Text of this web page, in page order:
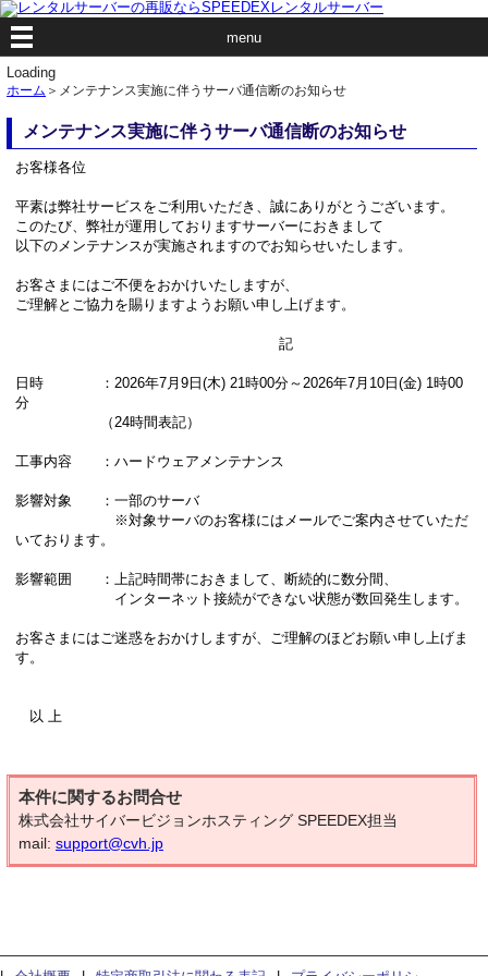
menu
Loading
ホーム ＞メンテナンス実施に伴うサーバ通信断のお知らせ
メンテナンス実施に伴うサーバ通信断のお知らせ
お客様各位
平素は弊社サービスをご利用いただき、誠にありがとうございます。
このたび、弊社が運用しておりますサーバーにおきまして
以下のメンテナンスが実施されますのでお知らせいたします。
お客さまにはご不便をおかけいたしますが、
ご理解とご協力を賜りますようお願い申し上げます。
記
日時 ：2026年7月9日(木) 21時00分～2026年7月10日(金) 1時00
分
（24時間表記）
工事内容 ：ハードウェアメンテナンス
影響対象 ：一部のサーバ
※対象サーバのお客様にはメールでご案内させていただ
いております。
影響範囲 ：上記時間帯におきまして、断続的に数分間、
インターネット接続ができない状態が数回発生します。
お客さまにはご迷惑をおかけしますが、ご理解のほどお願い申し上げま
す。
以 上
本件に関するお問合せ
株式会社サイバービジョンホスティング SPEEDEX担当
mail: support@cvh.jp